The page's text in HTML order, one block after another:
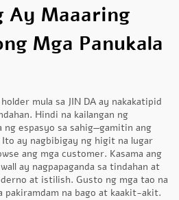
Ay Maaaring
Mga Panukala
mula sa JIN DA ay nakakatipid
Hindi na kailangan ng
ng espasyo sa sahig—gamitin ang
ay nagbibigay ng higit na lugar
ang mga customer. Kasama ang
ay nagpapaganda sa tindahan at
at istilish. Gusto ng mga tao na
pakiramdam na bago at kaakit-akit.